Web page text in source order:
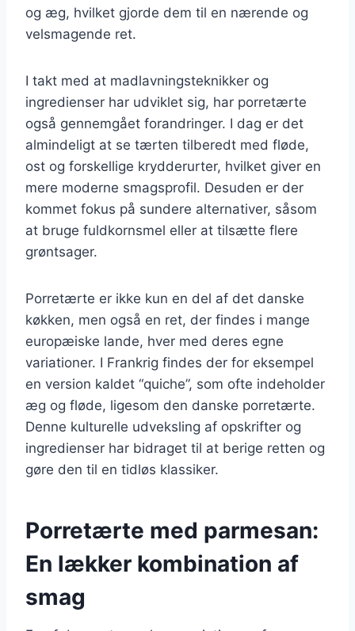
og æg, hvilket gjorde dem til en nærende og
velsmagende ret.
I takt med at madlavningsteknikker og
ingredienser har udviklet sig, har porretærte
også gennemgået forandringer. I dag er det
almindeligt at se tærten tilberedt med fløde,
ost og forskellige krydderurter, hvilket giver en
mere moderne smagsprofil. Desuden er der
kommet fokus på sundere alternativer, såsom
at bruge fuldkornsmel eller at tilsætte flere
grøntsager.
Porretærte er ikke kun en del af det danske
køkken, men også en ret, der findes i mange
europæiske lande, hver med deres egne
variationer. I Frankrig findes der for eksempel
en version kaldet “quiche”, som ofte indeholder
æg og fløde, ligesom den danske porretærte.
Denne kulturelle udveksling af opskrifter og
ingredienser har bidraget til at berige retten og
gøre den til en tidløs klassiker.
Porretærte med parmesan:
En lækker kombination af
smag